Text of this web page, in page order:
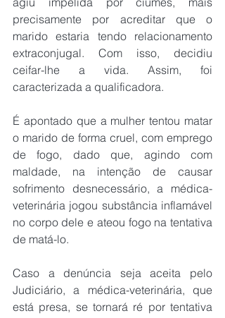
precisamente por acreditar que o
marido estaria tendo relacionamento
extraconjugal. Com isso, decidiu
ceifar-lhe a vida. Assim, foi
caracterizada a qualificadora.
É apontado que a mulher tentou matar
o marido de forma cruel, com emprego
de fogo, dado que, agindo com
maldade, na intenção de causar
sofrimento desnecessário, a médica-
veterinária jogou substância inflamável
no corpo dele e ateou fogo na tentativa
de matá-lo.
Caso a denúncia seja aceita pelo
Judiciário, a médica-veterinária, que
está presa, se tornará ré por tentativa